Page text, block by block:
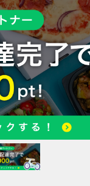
、建物を拡張しまし
！